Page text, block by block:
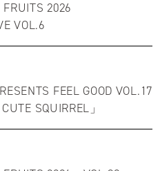
2026
VOL.6
FEEL GOOD VOL.17
SQUIRREL」